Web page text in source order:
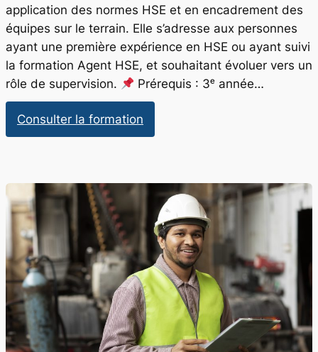
application des normes HSE et en encadrement des
équipes sur le terrain. Elle s’adresse aux personnes
ayant une première expérience en HSE ou ayant suivi
la formation Agent HSE, et souhaitant évoluer vers un
rôle de supervision.
Prérequis : 3ᵉ année…
Consulter la formation
HSE